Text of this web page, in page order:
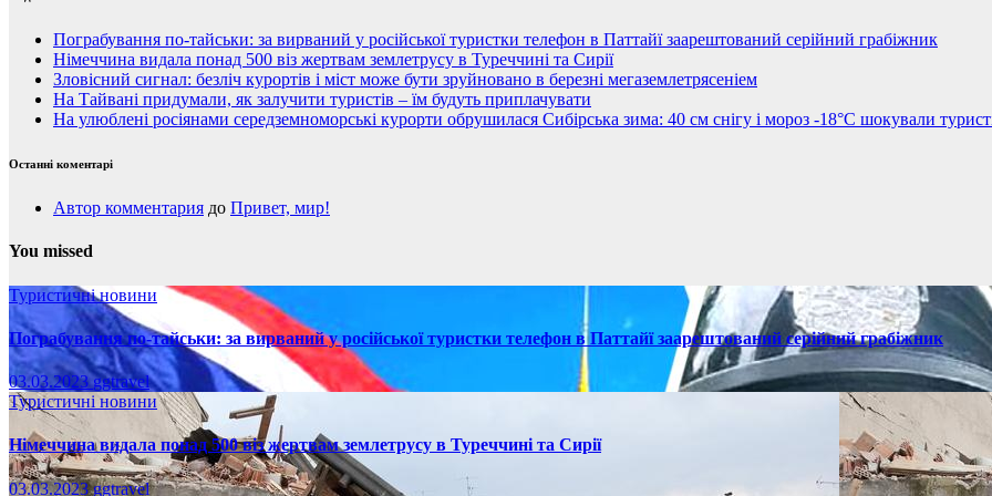
Пограбування по-тайськи: за вирваний у російської туристки телефон в Паттайї заарештований серійний грабіжник
Німеччина видала понад 500 віз жертвам землетрусу в Туреччині та Сирії
Зловісний сигнал: безліч курортів і міст може бути зруйновано в березні мегаземлетрясеніем
На Тайвані придумали, як залучити туристів – їм будуть приплачувати
На улюблені росіянами середземноморські курорти обрушилася Сибірська зима: 40 см снігу і мороз -18°C шокували
Останні коментарі
Автор комментария до Привет, мир!
You missed
Туристичні новини
Пограбування по-тайськи: за вирваний у російської туристки телефон в Паттайї заарештований серійний грабіжник
03.03.2023ggtravel
Туристичні новини
Німеччина видала понад 500 віз жертвам землетрусу в Туреччині та Сирії
03.03.2023ggtravel